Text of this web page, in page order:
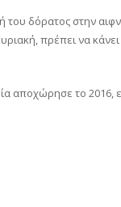
του δόρατος στην
πρέπει να κάνει
αποχώρησε το 2016,